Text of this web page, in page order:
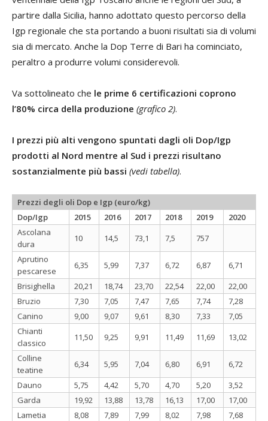
partire dalla Sicilia, hanno adottato questo percorso della
Igp regionale che sta portando a buoni risultati sia di volumi
sia di mercato. Anche la Dop Terre di Bari ha cominciato,
peraltro a produrre volumi considerevoli.
Va sottolineato che le prime 6 certificazioni coprono
l’80% circa della produzione (grafico 2).
I prezzi più alti vengono spuntati dagli oli Dop/Igp
prodotti al Nord mentre al Sud i prezzi risultano
sostanzialmente più bassi (vedi tabella).
Prezzi degli oli Dop e Igp (euro/kg)
Dop/Igp
2015 2016 2017 2018 2019
2020
Ascolana
dura
10 14,5 73,1 7,5
757
Aprutino
pescarese
6,35 5,99 7,37 6,72 6,87
6,71
Brisighella
20,21 18,74 23,70 22,54 22,00
22,00
Bruzio
7,30 7,05 7,47 7,65 7,74
7,28
Canino
9,00 9,07 9,61 8,30 7,33
7,05
Chianti
classico
11,50 9,25 9,91 11,49 11,69
13,02
Colline
teatine
6,34 5,95 7,04 6,80 6,91
6,72
Dauno
5,75 4,42 5,70 4,70 5,20
3,52
Garda
19,92 13,88 13,78 16,13 17,00
17,00
Lametia
8,08 7,89 7,99 8,02 7,98
7,68